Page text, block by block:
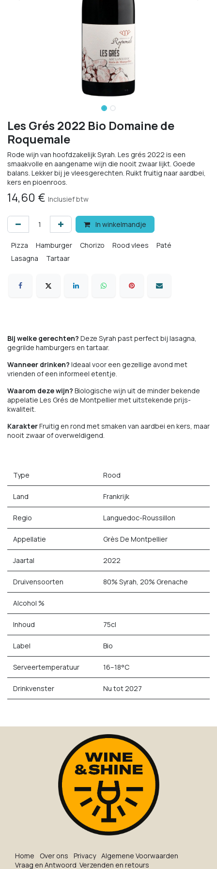
Les Grés 2022 Bio Domaine de
Roquemale
Rode wijn van hoofdzakelijk Syrah. Les grés 2022 is een
smaakvolle en aangename wijn die nooit zwaar lijkt. Goede
balans. Lekker bij je vleesgerechten. Ruikt fruitig naar aardbei,
kers en pioenroos.
14,60 € Inclusief btw
In winkelmandje
Pizza Hamburger Chorizo Rood vlees
Paté
Lasagna
Tartaar
Bij welke gerechten? Deze Syrah past perfect bij lasagna,
gegrilde hamburgers en tartaar.
Wanneer drinken? Ideaal voor een gezellige avond met
vrienden of een informeel etentje.
Waarom deze wijn? Biologische wijn uit de minder bekende
appelatie Les Grés de Montpellier met uitstekende prijs-
kwaliteit.
KarakterFruitig en rond met smaken van aardbei en kers, maar
nooit zwaar of overweldigend.
Type Rood
Land Frankrijk
Regio Languedoc-Roussillon
Appellatie Grès De Montpellier
Jaartal 2022
Druivensoorten 80% Syrah, 20% Grenache
Alcohol %
Inhoud 75cl
Label Bio
Serveertemperatuur 16–18°C
Drinkvenster Nu tot 2027
Ho​me O​ve​r on​s Privacy Algemene Voorwaarden
Vraag en Antwoord Verzenden en retours